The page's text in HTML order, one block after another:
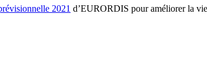
2021 d’EURORDIS pour améliorer la